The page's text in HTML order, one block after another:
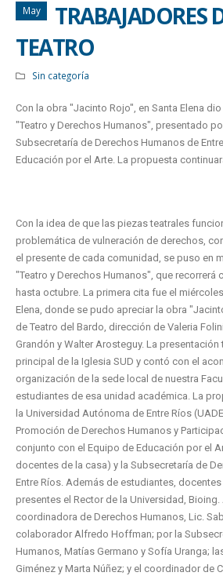
May
TRABAJADORES
TEATRO
Sin categoría
Con la obra "Jacinto Rojo", en Santa Elena
"Teatro y Derechos Humanos", presentado
Subsecretaría de Derechos Humanos de
Educación por el Arte. La propuesta
Con la idea de que las piezas teatrales
problemática de vulneración de derechos,
el presente de cada comunidad, se puso en
"Teatro y Derechos Humanos", que recorrerá
hasta octubre. La primera cita fue el
Elena, donde se pudo apreciar la obra
de Teatro del Bardo, dirección de Valeria
Grandón y Walter Arosteguy. La presentación
principal de la Iglesia SUD y contó con el
organización de la sede local de nuestra
estudiantes de esa unidad académica. La
la Universidad Autónoma de Entre Ríos
Promoción de Derechos Humanos y
conjunto con el Equipo de Educación por el
docentes de la casa) y la Subsecretaría de
Entre Ríos. Además de estudiantes,
presentes el Rector de la Universidad, Bioing.
coordinadora de Derechos Humanos, Lic.
colaborador Alfredo Hoffman; por la
Humanos, Matías Germano y Sofía Uranga;
Giménez y Marta Núñez; y el coordinador de